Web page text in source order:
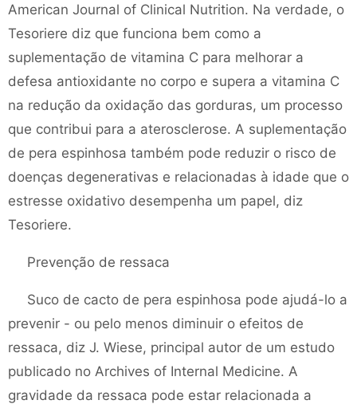
American Journal of Clinical Nutrition. Na verdade, o
Tesoriere diz que funciona bem como a
suplementação de vitamina C para melhorar a
defesa antioxidante no corpo e supera a vitamina C
na redução da oxidação das gorduras, um processo
que contribui para a aterosclerose. A suplementação
de pera espinhosa também pode reduzir o risco de
doenças degenerativas e relacionadas à idade que o
estresse oxidativo desempenha um papel, diz
Tesoriere.
Prevenção de ressaca
Suco de cacto de pera espinhosa pode ajudá-lo a
prevenir - ou pelo menos diminuir o efeitos de
ressaca, diz J. Wiese, principal autor de um estudo
publicado no Archives of Internal Medicine. A
gravidade da ressaca pode estar relacionada a